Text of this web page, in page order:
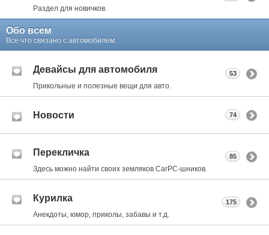
Раздел для новичков.
Обо всем
Все что связано с автомобилем.
Девайсы для автомобиля
Прикольные и полезные вещи для авто.
53
Новости 74
Перекличка
Здесь можно найти своих земляков CarPC-шников.
85
Курилка
Анекдоты, юмор, приколы, забавы и т.д.
175